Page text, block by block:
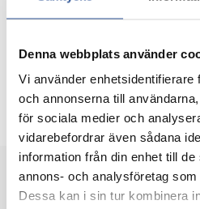
Denna webbplats använder
Vi använder enhetsidentifierare
och annonserna till
för sociala medier och
vidarebefordrar även sådana
information från din enhet till
annons- och analysföretag
Dessa kan i sin tur kombinera
Dagsprogram
Avgångs- och
Avgångar & priser